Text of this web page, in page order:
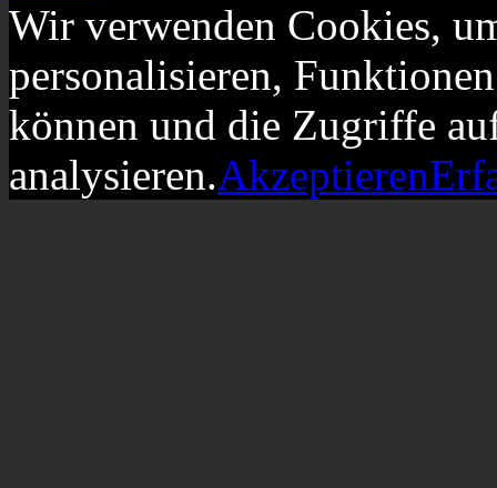
Wir verwenden Cookies,
personalisieren,
können und die Zugriffe
analysieren.Akzeptieren